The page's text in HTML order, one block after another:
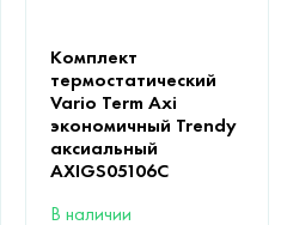
Комплект
термостатический
Vario Term Axi
экономичный Trendy
аксиальный
AXIGS05106С
В наличии